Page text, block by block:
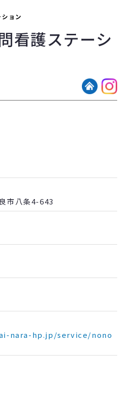
ョン
看護ステーシ
市八条4-643
nara-hp.jp/service/nono